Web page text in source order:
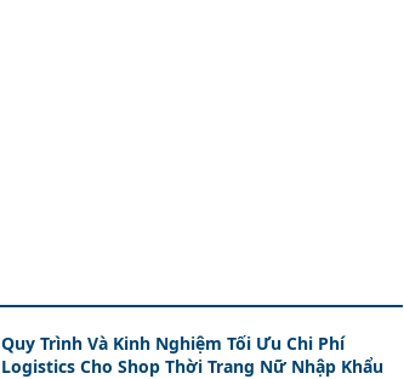
Quy Trình Và Kinh Nghiệm Tối Ưu Chi Phí
Logistics Cho Shop Thời Trang Nữ Nhập Khẩu